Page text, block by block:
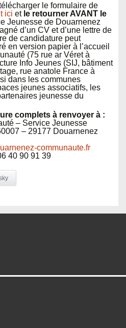
le formulaire de
ici et le retourner AVANT le
Jeunesse de Douarnenez
d’un CV et d’une lettre de
de candidature peut
en version papier à l’accueil
(75 rue ar Véret à
Info Jeunes (SIJ, bâtiment
rue anatole France à
dans les communes
jeunes associatifs, les
jeunesse du
complets à renvoyer à :
– Service Jeunesse
– 29177 Douarnenez
communaute.fr
40 90 91 39